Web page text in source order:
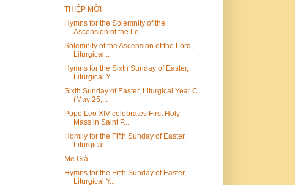
THIỆP MỜI
Hymns for the Solemnity of the
Ascension of the Lo...
Solemnity of the Ascension of the Lord,
Liturgical...
Hymns for the Sixth Sunday of Easter,
Liturgical Y...
Sixth Sunday of Easter, Liturgical Year C
(May 25,...
Pope Leo XIV celebrates First Holy
Mass in Saint P...
Homily for the Fifth Sunday of Easter,
Liturgical ...
Mẹ Già
Hymns for the Fifth Sunday of Easter,
Liturgical Y...